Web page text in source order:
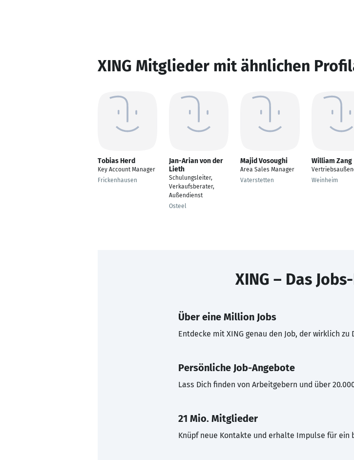
XING Mitglieder mit ähnlichen
Tobias Herd
Key Account Manager
Frickenhausen
Jan-Arian von der
Lieth
Schulungsleiter,
Verkaufsberater,
Außendienst
Osteel
Majid Vosoughi
Area Sales Manager
Vaterstetten
William Zang
Weinheim
XING – Das
Über eine Million Jobs
Entdecke mit XING genau den Job, der wirklich zu
Persönliche Job-Angebote
Lass Dich finden von Arbeitgebern und über
21 Mio. Mitglieder
Knüpf neue Kontakte und erhalte Impulse für ein